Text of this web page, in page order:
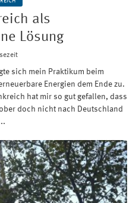
als
Lösung
sich mein Praktikum beim
Energien dem Ende zu.
hat mir so gut gefallen, dass
doch nicht nach Deutschland